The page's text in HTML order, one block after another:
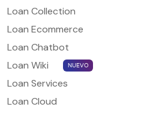
Loan Collection
Loan Ecommerce
Loan Chatbot
Loan Wiki
NUEVO
Loan Services
Loan Cloud